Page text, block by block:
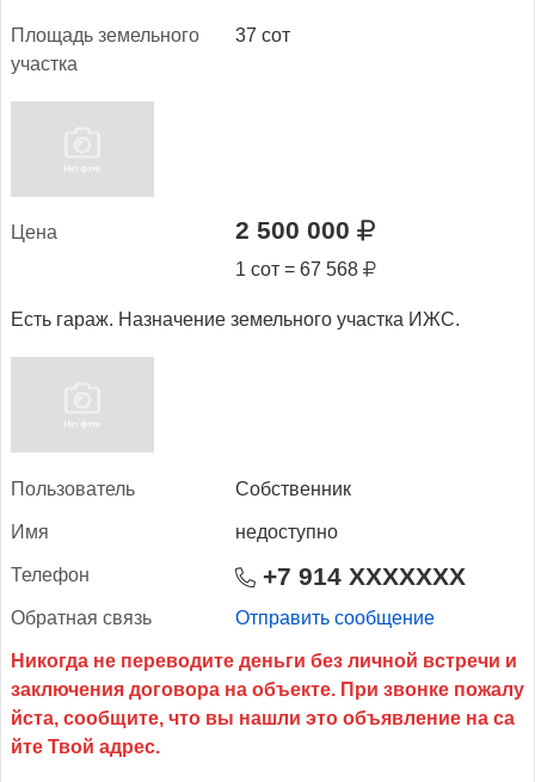
Пло­щадь зе­мель­но­го
учас­тка
37 сот
Це­на 2 500 000
1 сот = 67 568
Есть гараж. Назначение земельного участка ИЖС.
Поль­зо­ватель Собственник
Имя недоступно
Те­лефон +7 914 XXXXXXX
Об­ратная связь Отправить сообщение